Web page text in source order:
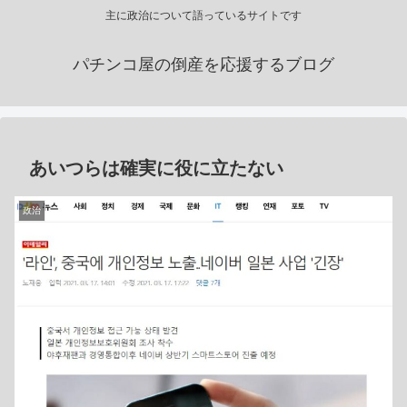
主に政治について語っているサイトです
パチンコ屋の倒産を応援するブログ
あいつらは確実に役に立たない
政治